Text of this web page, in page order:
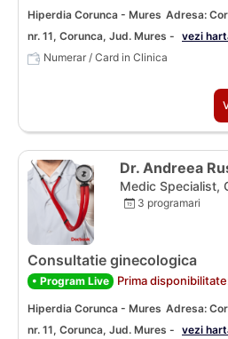
Hiperdia Corunca - Mures Adresa:
nr. 11, Corunca, Jud. Mures - vezi
Numerar / Card in Clinica
Dr. Andreea
Medic Specialist,
3 programari
Consultatie ginecologica
• Program Live Prima
Hiperdia Corunca - Mures Adresa:
nr. 11, Corunca, Jud. Mures - vezi